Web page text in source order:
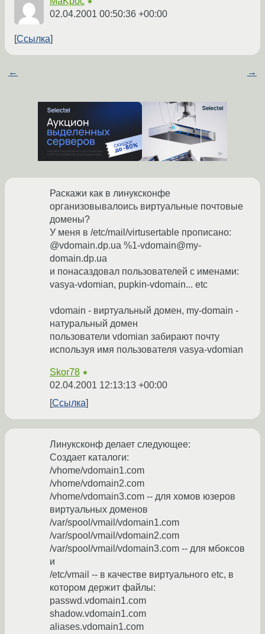
★
02.04.2001 00:50:36 +00:00
Ссылка
← →
Раскажи как в линуксконфе
организовывалоись виртуальные почтовые
домены?
У меня в /etc/mail/virtusertable прописано:
@vdomain.dp.ua %1-vdomain@my-
domain.dp.ua
и понасаздовал пользователей с именами:
vasya-vdomian, pupkin-vdomain... etc
vdomain - виртуальный домен, my-domain -
натуральный домен
пользователи vdomian забирают почту
используя имя пользователя vasya-vdomian
Skor78 ★
02.04.2001 12:13:13 +00:00
Ссылка
Линуксконф делает следующее:
Создает каталоги:
/vhome/vdomain1.com
/vhome/vdomain2.com
/vhome/vdomain3.com -- для хомов юзеров
виртуальных доменов
/var/spool/vmail/vdomain1.com
/var/spool/vmail/vdomain2.com
/var/spool/vmail/vdomain3.com -- для мбоксов
и
/etc/vmail -- в качестве виртуального etc, в
котором держит файлы:
passwd.vdomain1.com
shadow.vdomain1.com
aliases.vdomain1.com